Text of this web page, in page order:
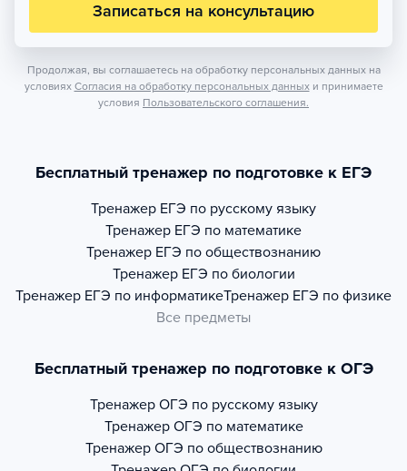
Записаться на консультацию
Продолжая, вы соглашаетесь на обработку персональных данных на
условиях Согласия на обработку персональных данных и принимаете
условия Пользовательского соглашения.
Бесплатный тренажер по подготовке к ЕГЭ
Тренажер ЕГЭ по русскому языку
Тренажер ЕГЭ по математике
Тренажер ЕГЭ по обществознанию
Тренажер ЕГЭ по биологии
Тренажер ЕГЭ по информатикеТренажер ЕГЭ по физике
Все предметы
Бесплатный тренажер по подготовке к ОГЭ
Тренажер ОГЭ по русскому языку
Тренажер ОГЭ по математике
Тренажер ОГЭ по обществознанию